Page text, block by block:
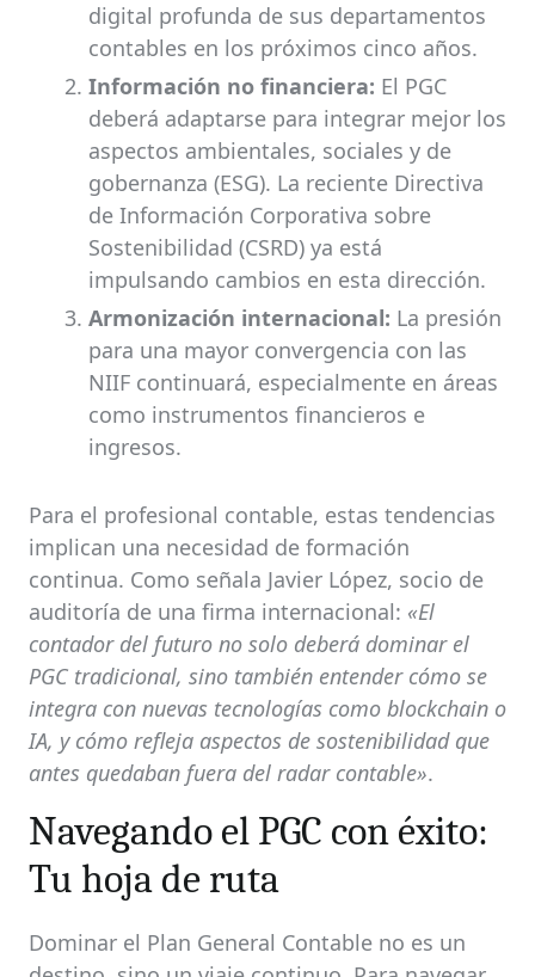
digital profunda de sus departamentos
contables en los próximos cinco años.
Información no financiera: El PGC
deberá adaptarse para integrar mejor los
aspectos ambientales, sociales y de
gobernanza (ESG). La reciente Directiva
de Información Corporativa sobre
Sostenibilidad (CSRD) ya está
impulsando cambios en esta dirección.
Armonización internacional: La presión
para una mayor convergencia con las
NIIF continuará, especialmente en áreas
como instrumentos financieros e
ingresos.
Para el profesional contable, estas tendencias
implican una necesidad de formación
continua. Como señala Javier López, socio de
auditoría de una firma internacional: «El
contador del futuro no solo deberá dominar el
PGC tradicional, sino también entender cómo se
integra con nuevas tecnologías como blockchain o
IA, y cómo refleja aspectos de sostenibilidad que
antes quedaban fuera del radar contable».
Navegando el PGC con éxito:
Tu hoja de ruta
Dominar el Plan General Contable no es un